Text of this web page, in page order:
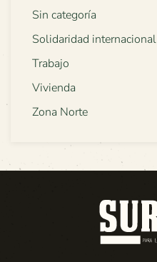
Sin categoría
Solidaridad internacional
Trabajo
Vivienda
Zona Norte